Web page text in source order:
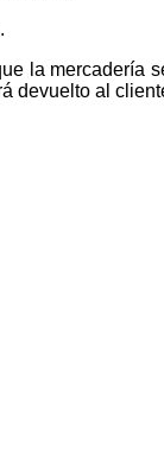
la
devuelto al